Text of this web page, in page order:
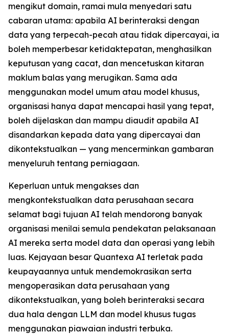
mengikut domain, ramai mula menyedari satu
cabaran utama: apabila AI berinteraksi dengan
data yang terpecah-pecah atau tidak dipercayai, ia
boleh memperbesar ketidaktepatan, menghasilkan
keputusan yang cacat, dan mencetuskan kitaran
maklum balas yang merugikan. Sama ada
menggunakan model umum atau model khusus,
organisasi hanya dapat mencapai hasil yang tepat,
boleh dijelaskan dan mampu diaudit apabila AI
disandarkan kepada data yang dipercayai dan
dikontekstualkan — yang mencerminkan gambaran
menyeluruh tentang perniagaan.
Keperluan untuk mengakses dan
mengkontekstualkan data perusahaan secara
selamat bagi tujuan AI telah mendorong banyak
organisasi menilai semula pendekatan pelaksanaan
AI mereka serta model data dan operasi yang lebih
luas. Kejayaan besar Quantexa AI terletak pada
keupayaannya untuk mendemokrasikan serta
mengoperasikan data perusahaan yang
dikontekstualkan, yang boleh berinteraksi secara
dua hala dengan LLM dan model khusus tugas
menggunakan piawaian industri terbuka.